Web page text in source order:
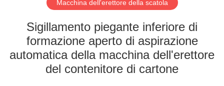
FABBRICA
CONTROLLO
Macchina dell'erettore della scatola
Sigillamento piegante inferiore di
formazione aperto di aspirazione
automatica della macchina dell'erettore
del contenitore di cartone